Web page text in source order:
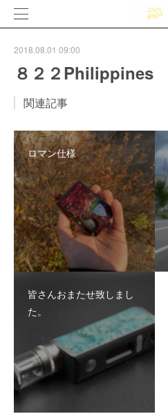
2018.08.01 09:00
８２２Philippines
関連記事
ロマン仕様
皆さんおまたせ致しまし
た。